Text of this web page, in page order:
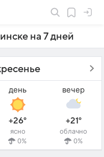
на 7 дней
день
+26°
ясно
0%
вечер
+21°
облачно
0%